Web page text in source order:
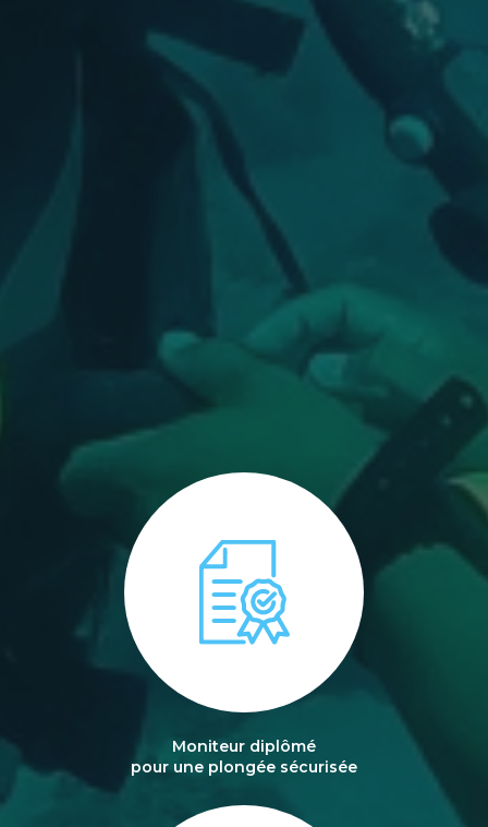
Moniteur diplômé
pour une plongée sécurisée